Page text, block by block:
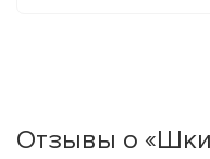
Отзывы о